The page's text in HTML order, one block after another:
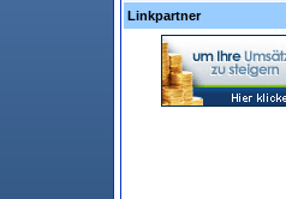
Linkpartner